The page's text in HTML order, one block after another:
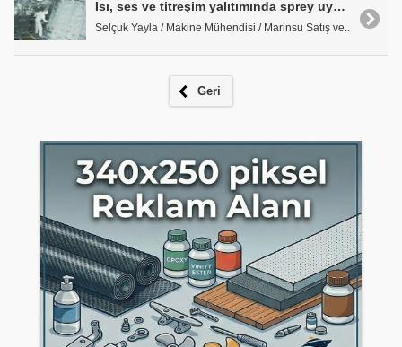
Isı, ses ve titreşim yalıtımında sprey uygulamaları
Selçuk Yayla / Makine Mühendisi / Marinsu Satış ve..
Geri